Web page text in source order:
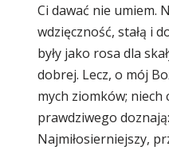
Ci dawać nie umiem.
wdzięczność, stałą i
były jako rosa dla
dobrej. Lecz, o mój
mych ziomków; niech
prawdziwego
Najmiłosierniejszy,